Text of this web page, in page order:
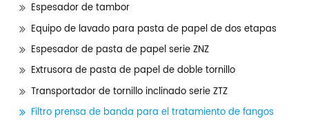
Espesador de tambor
Equipo de lavado para pasta de papel de dos etapas
Espesador de pasta de papel serie ZNZ
Extrusora de pasta de papel de doble tornillo
Transportador de tornillo inclinado serie ZTZ
Filtro prensa de banda para el tratamiento de fangos